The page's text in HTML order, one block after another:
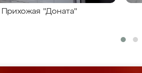
Прихожая "Доната"